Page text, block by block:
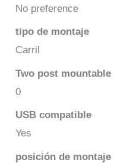
No preference
tipo de montaje
Carril
Two post mountable
0
USB compatible
Yes
posición de montaje